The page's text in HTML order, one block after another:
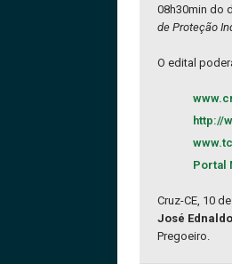
08h30min do
de Proteção
O edital
http://
Portal
Cruz-CE, 10
José
Pregoeiro.